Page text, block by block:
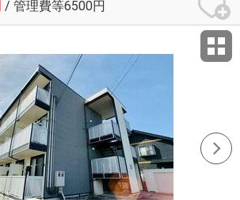
/ 管理費等6500円